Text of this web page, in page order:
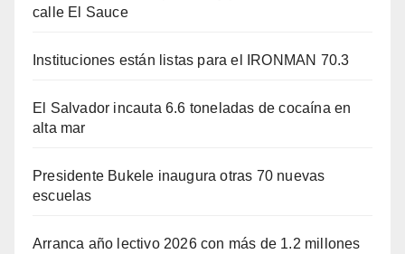
calle El Sauce
Instituciones están listas para el IRONMAN 70.3
El Salvador incauta 6.6 toneladas de cocaína en
alta mar
Presidente Bukele inaugura otras 70 nuevas
escuelas
Arranca año lectivo 2026 con más de 1.2 millones